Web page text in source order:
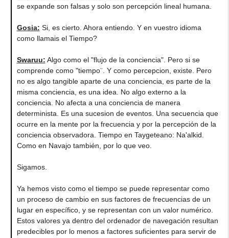
se expande son falsas y solo son percepción lineal humana.
Gosia: Si, es cierto. Ahora entiendo. Y en vuestro idioma
como llamais el Tiempo?
Swaruu: Algo como el "flujo de la conciencia". Pero si se
comprende como "tiempo¨. Y como percepcion, existe. Pero
no es algo tangible aparte de una conciencia, es parte de la
misma conciencia, es una idea. No algo externo a la
conciencia. No afecta a una conciencia de manera
determinista. Es una sucesion de eventos. Una secuencia que
ocurre en la mente por la frecuencia y por la percepción de la
conciencia observadora. Tiempo en Taygeteano: Na'alkid.
Como en Navajo también, por lo que veo.
Sigamos.
Ya hemos visto como el tiempo se puede representar como
un proceso de cambio en sus factores de frecuencias de un
lugar en específico, y se representan con un valor numérico.
Estos valores ya dentro del ordenador de navegación resultan
predecibles por lo menos a factores suficientes para servir de